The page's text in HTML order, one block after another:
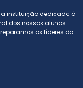
instituição dedicada à
dos nossos alunos.
os líderes do